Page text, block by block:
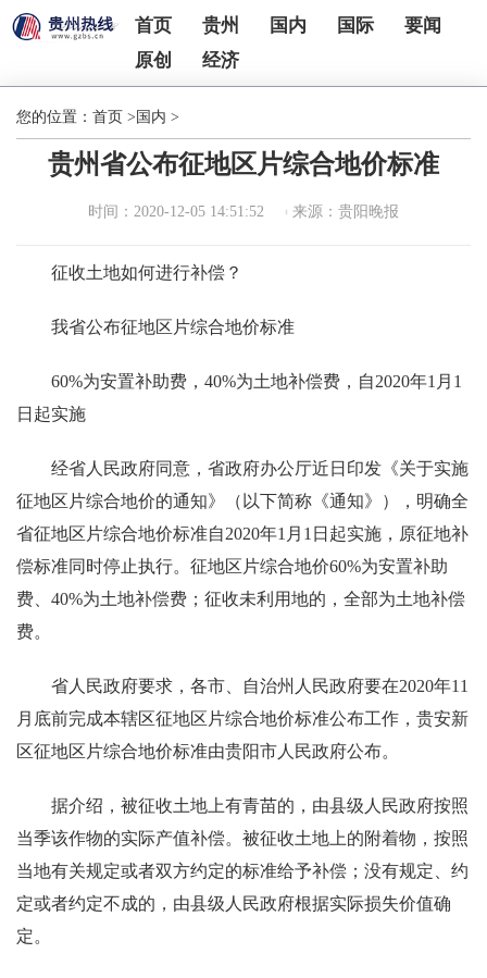
首页 贵州 国内 国际
要闻
原创
经济
您的位置： 首页 > 国内 >
贵州省公布征地区片综合地价标准
时间：2020-12-05 14:51:52 来源：贵阳晚报
征收土地如何进行补偿？
我省公布征地区片综合地价标准
60%为安置补助费，40%为土地补偿费，自2020年1月1
日起实施
经省人民政府同意，省政府办公厅近日印发《关于实施
征地区片综合地价的通知》（以下简称《通知》），明确全
省征地区片综合地价标准自2020年1月1日起实施，原征地补
偿标准同时停止执行。征地区片综合地价60%为安置补助
费、40%为土地补偿费；征收未利用地的，全部为土地补偿
费。
省人民政府要求，各市、自治州人民政府要在2020年11
月底前完成本辖区征地区片综合地价标准公布工作，贵安新
区征地区片综合地价标准由贵阳市人民政府公布。
据介绍，被征收土地上有青苗的，由县级人民政府按照
当季该作物的实际产值补偿。被征收土地上的附着物，按照
当地有关规定或者双方约定的标准给予补偿；没有规定、约
定或者约定不成的，由县级人民政府根据实际损失价值确
定。